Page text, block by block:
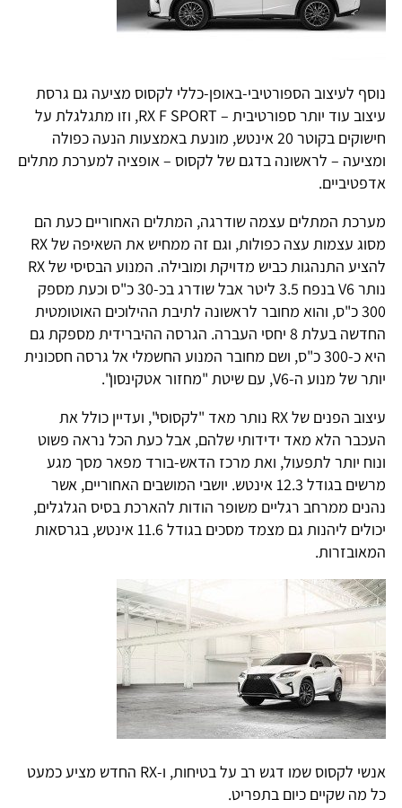
נוסף לעיצוב הספורטיבי-באופן-כללי לקסוס מציעה גם גרסת
עיצוב עוד יותר ספורטיבית – RX F SPORT, וזו מתגלגלת על
חישוקים בקוטר 20 אינטש, מונעת באמצעות הנעה כפולה
ומציעה – לראשונה בדגם של לקסוס – אופציה למערכת מתלים
אדפטיביים.
מערכת המתלים עצמה שודרגה, המתלים האחוריים כעת הם
מסוג עצמות עצה כפולות, וגם זה ממחיש את השאיפה של RX
להציע התנהגות כביש מדויקת ומובילה. המנוע הבסיסי של RX
נותר V6 בנפח 3.5 ליטר אבל שודרג בכ-30 כ"ס וכעת מספק
300 כ"ס, והוא מחובר לראשונה לתיבת ההילוכים האוטומטית
החדשה בעלת 8 יחסי העברה. הגרסה ההיברידית מספקת גם
היא כ-300 כ"ס, ושם מחובר המנוע החשמלי אל גרסה חסכונית
יותר של מנוע ה-V6, עם שיטת "מחזור אטקינסון".
עיצוב הפנים של RX נותר מאד "לקסוסי", ועדיין כולל את
העכבר הלא מאד ידידותי שלהם, אבל כעת הכל נראה פשוט
ונוח יותר לתפעול, ואת מרכז הדאש-בורד מפאר מסך מגע
מרשים בגודל 12.3 אינטש. יושבי המושבים האחוריים, אשר
נהנים ממרחב רגליים משופר הודות להארכת בסיס הגלגלים,
יכולים ליהנות גם מצמד מסכים בגודל 11.6 אינטש, בגרסאות
המאובזרות.
אנשי לקסוס שמו דגש רב על בטיחות, ו-RX החדש מציע כמעט
כל מה שקיים כיום בתפריט.